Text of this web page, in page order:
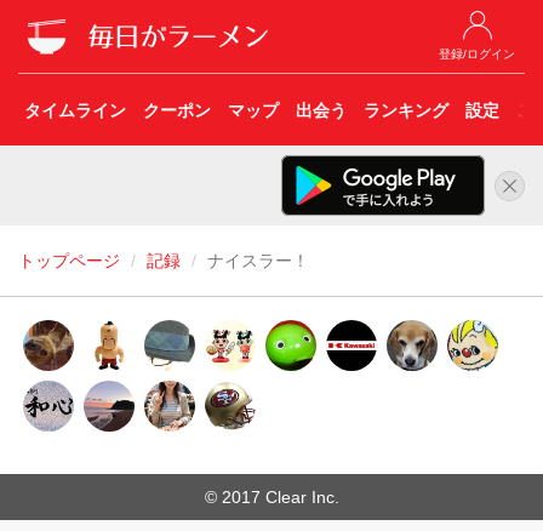
登録/ログイン
タイムライン クーポン マップ 出会う ランキング 設定 こ
トップページ 記録 ナイスラー！
© 2017 Clear Inc.